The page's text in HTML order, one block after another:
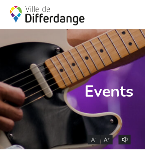
Events
A- A+